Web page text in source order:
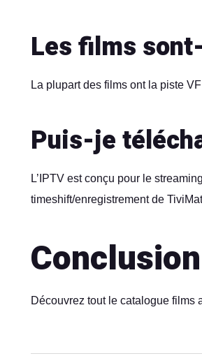
Les films
La plupart des films ont la piste
Puis-je
L’IPTV est conçu pour le
timeshift/enregistrement de
Conclusion
Découvrez tout le catalogue films